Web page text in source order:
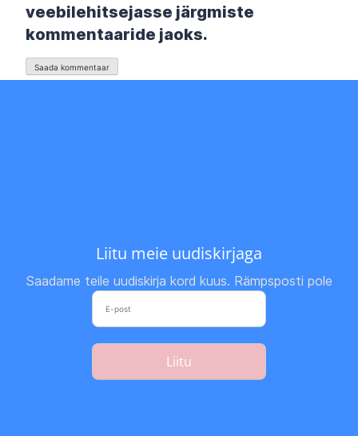
veebilehitsejasse järgmiste
kommentaaride jaoks.
Liitu meie uudiskirjaga
Saadame teile uudiskirja kord kuus. Rämpsposti pole
Liitu